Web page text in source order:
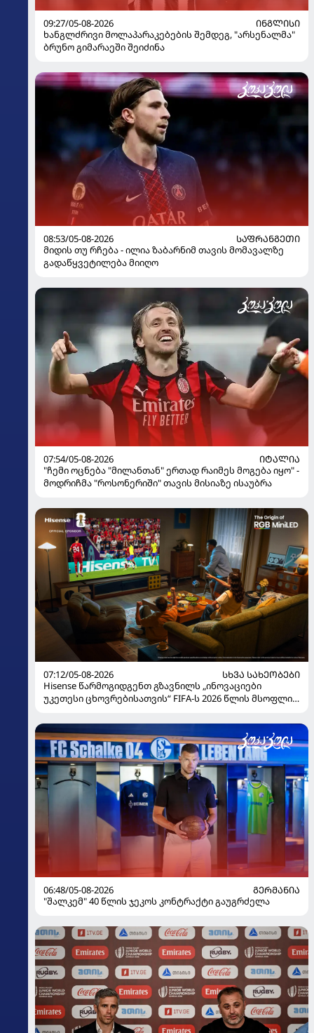
09:27/05-08-2026
ᲘᲜᲒᲚᲘᲡᲘ
ხანგლძრივი მოლაპარაკებების შემდეგ, "არსენალმა"
ბრუნო გიმარაეში შეიძინა
08:53/05-08-2026
ᲡᲐᲤᲠᲐᲜᲒᲔᲗᲘ
მიდის თუ რჩება - ილია ზაბარნიმ თავის მომავალზე
გადაწყვეტილება მიიღო
07:54/05-08-2026
ᲘᲢᲐᲚᲘᲐ
"ჩემი ოცნება "მილანთან" ერთად რაიმეს მოგება იყო" -
მოდრიჩმა "როსონერიში" თავის მისიაზე ისაუბრა
07:12/05-08-2026
ᲡᲮᲕᲐ ᲡᲐᲮᲔᲝᲑᲔᲑᲘ
Hisense წარმოგიდგენთ გზავნილს „ინოვაციები
უკეთესი ცხოვრებისათვის“ FIFA-ს 2026 წლის მსოფლიო
06:48/05-08-2026
ᲒᲔᲠᲛᲐᲜᲘᲐ
"შალკემ" 40 წლის ჯეკოს კონტრაქტი გაუგრძელა